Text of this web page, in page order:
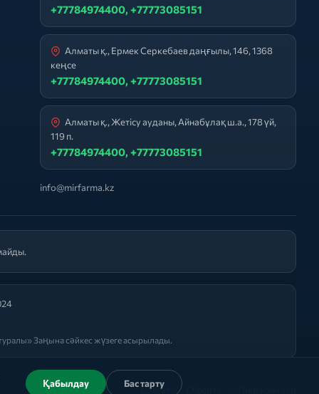
Қабылдау Бас тарту
+77784974400, +77773085151
Алматы қ., Ермек Серкебаев даңғылы, 146, 1368
кеңсе
+77784974400, +77773085151
Алматы қ., Жетісу ауданы, Айнабұлақ ш.а., 178 үй,
119 п.
+77784974400, +77773085151
info@mirfarma.kz
Заңына сәйкес жүзеге асырылады.
Саясат |